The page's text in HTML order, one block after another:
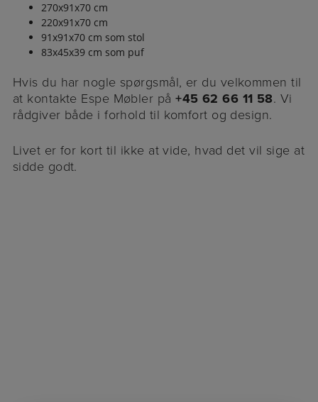
270x91x70 cm
220x91x70 cm
91x91x70 cm som stol
83x45x39 cm som puf
Hvis du har nogle spørgsmål, er du velkommen til
at kontakte Espe Møbler på+45 62 66 11 58. Vi
rådgiver både i forhold til komfort og design.
Livet er for kort til ikke at vide, hvad det vil sige at
sidde godt.